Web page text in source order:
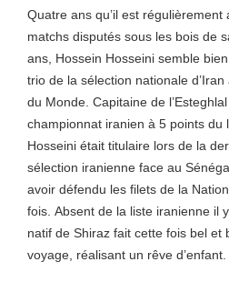
Quatre ans qu’il est
matchs disputés sous les bois de
ans, Hossein Hosseini semble
trio de la sélection nationale
du Monde. Capitaine de
championnat iranien à 5 points du
Hosseini était titulaire lors de la
sélection iranienne face au
avoir défendu les filets de la
fois. Absent de la liste iranienne il
natif de Shiraz fait cette fois bel et
voyage, réalisant un rêve d’enfant.